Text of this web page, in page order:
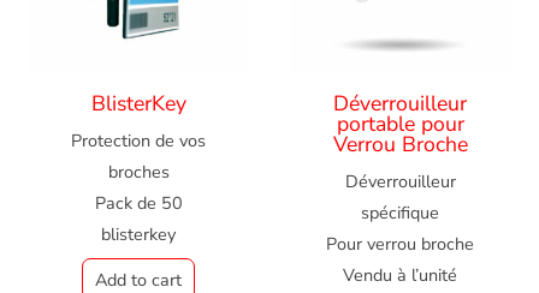
BlisterKey
Protection de vos
broches
Pack de 50
blisterkey
Add to cart
Déverrouilleur
portable pour
Verrou Broche
Déverrouilleur
spécifique
Pour verrou broche
Vendu à l’unité